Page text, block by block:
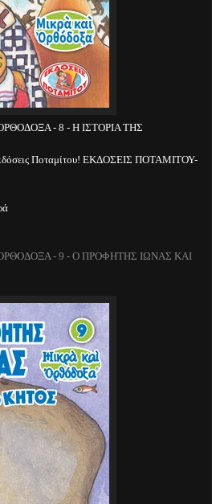
- 8 - Η ΙΣΤΟΡΙΑ ΤΗΣ
Ποταμίτου! ΕΚΔΟΣΕΙΣ ΠΟΤΑΜΙΤΟΥ-
- 9 - Ο ΠΡΟΦΗΤΗΣ ΙΩΝΑΣ ΚΑΙ